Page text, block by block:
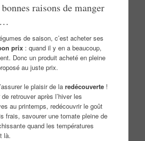
raisons de manger
de saison, c’est acheter ses
prix: quand il y en a beaucoup,
Donc un produit acheté en pleine
au juste prix.
le plaisir de la redécouverte!
retrouver après l’hiver les
au printemps, redécouvrir le goût
frais, savourer une tomate pleine de
quand les températures
là.